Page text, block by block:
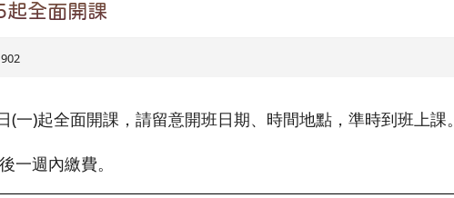
全面開課
一)起全面開課，請留意開班日期、時間地點，準時到班上課。
一週內繳費。